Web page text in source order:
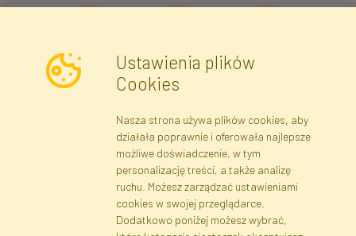
Zapisz się
Dane rejestrowe Regulamin
Polityka Prywatności
Ustawienia plików
Cookies
Nasza strona używa plików cookies, aby
działała poprawnie i oferowała najlepsze
możliwe doświadczenie, w tym
personalizację treści, a także analizę
ruchu. Możesz zarządzać ustawieniami
cookies w swojej przeglądarce.
Dodatkowo poniżej możesz wybrać,